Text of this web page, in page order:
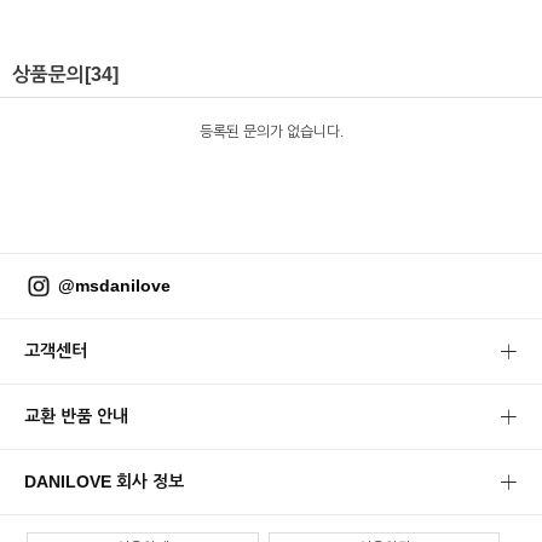
상품문의 [34]
등록된 문의가 없습니다.
@msdanilove
고객센터
교환 반품 안내
DANILOVE 회사 정보